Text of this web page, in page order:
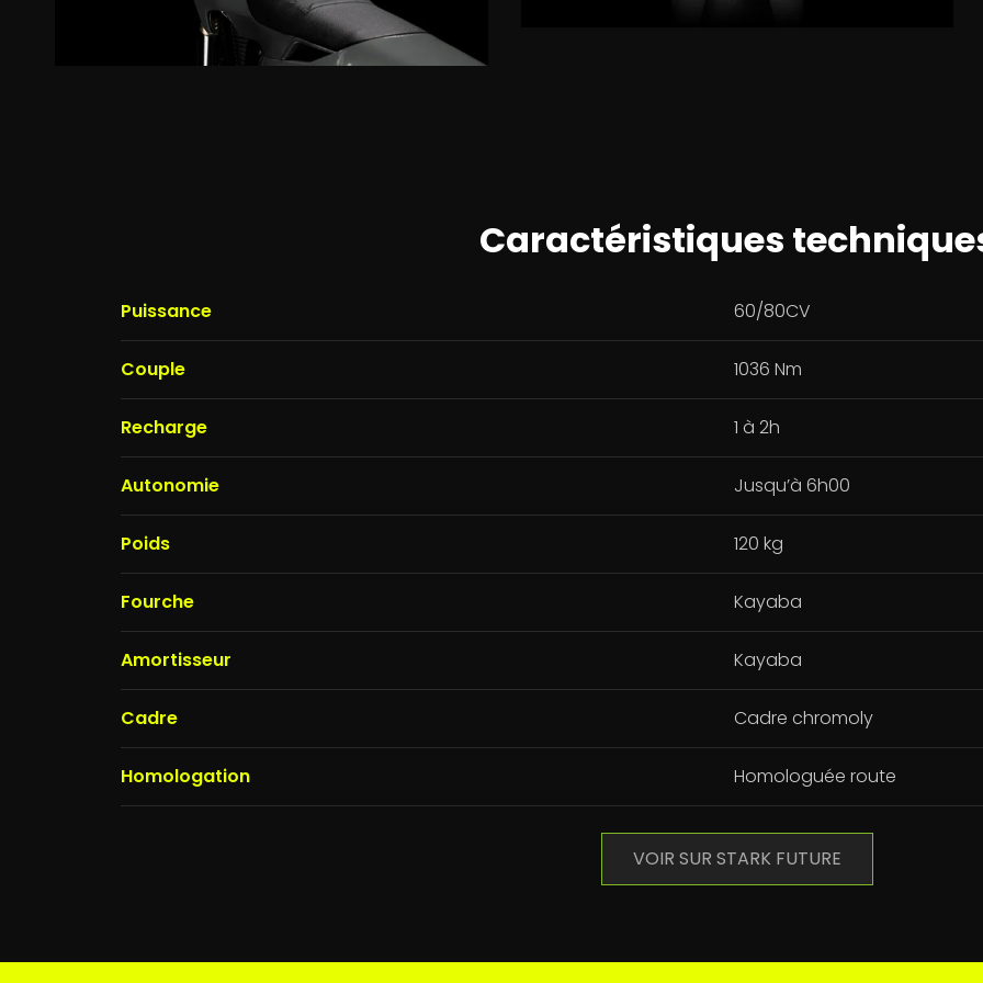
Caractéristiques
Puissance 60/80CV
Couple 1036 Nm
Recharge 1 à 2h
Autonomie Jusqu’à 6h00
Poids 120 kg
Fourche Kayaba
Amortisseur Kayaba
Cadre Cadre chromoly
Homologation Homologuée route
VOIR SUR STARK FUTURE